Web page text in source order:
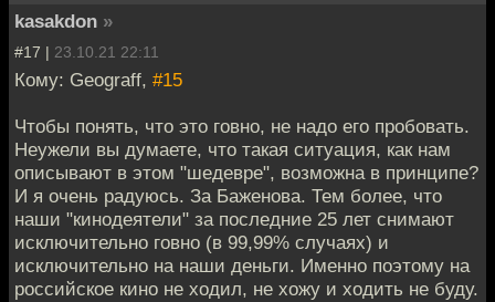
kasakdon »
#17 | 23.10.21 22:11
Кому: Geograff, #15
Чтобы понять, что это говно, не надо его пробовать.
Неужели вы думаете, что такая ситуация, как нам
описывают в этом "шедевре", возможна в принципе?
И я очень радуюсь. За Баженова. Тем более, что
наши "кинодеятели" за последние 25 лет снимают
исключительно говно (в 99,99% случаях) и
исключительно на наши деньги. Именно поэтому на
российское кино не ходил, не хожу и ходить не буду.